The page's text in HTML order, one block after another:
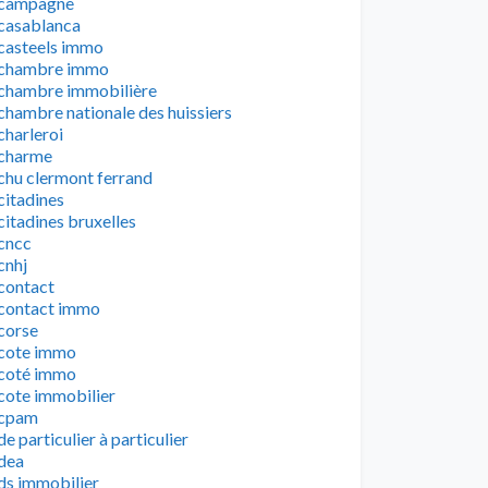
immo
immo
immobilière
nationale des huissiers
clermont ferrand
bruxelles
immo
immo
immo
immobilier
particulier à particulier
immobilier